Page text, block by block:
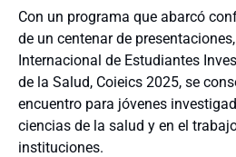
Con un programa que abarcó
de un centenar de
Internacional de Estudiantes
de la Salud, Coieics 2025, se
encuentro para jóvenes
ciencias de la salud y en el
instituciones.